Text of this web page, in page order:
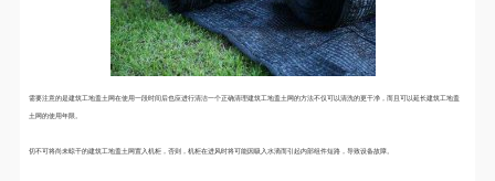
需要注意的是建筑工地盖土网在使用一段时间后也应进行清洁一个正确清理建筑工地盖土网的方法不仅可以清洗的更干净，而且可以延长建筑工地盖
土网的使用年限。
切不可将尚未晾干的建筑工地盖土网置入机柜，否则，机柜在进风时将可能因吸入水滴而引起内部组件短路，导致设备故障。